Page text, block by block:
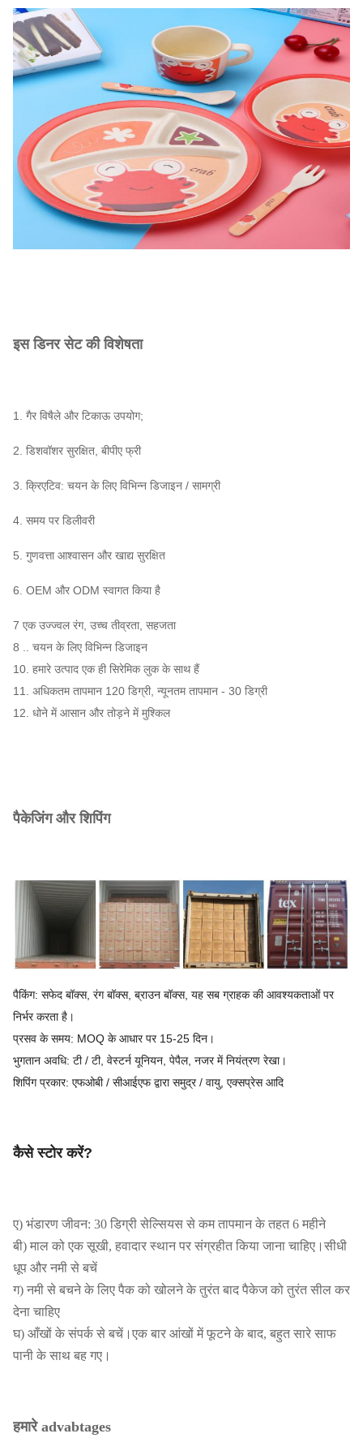
इस डिनर सेट की विशेषता
1. गैर विषैले और टिकाऊ उपयोग;
2. डिशवॉशर सुरक्षित, बीपीए फ्री
3. क्रिएटिव: चयन के लिए विभिन्न डिजाइन / सामग्री
4. समय पर डिलीवरी
5. गुणवत्ता आश्वासन और खाद्य सुरक्षित
6. OEM और ODM स्वागत किया है
7 एक उज्ज्वल रंग, उच्च तीव्रता, सहजता
8 .. चयन के लिए विभिन्न डिजाइन
10. हमारे उत्पाद एक ही सिरेमिक लुक के साथ हैं
11. अधिकतम तापमान 120 डिग्री, न्यूनतम तापमान - 30 डिग्री
12. धोने में आसान और तोड़ने में मुश्किल
पैकेजिंग और शिपिंग
पैकिंग: सफेद बॉक्स, रंग बॉक्स, ब्राउन बॉक्स, यह सब ग्राहक की आवश्यकताओं पर
निर्भर करता है।
प्रसव के समय: MOQ के आधार पर 15-25 दिन।
भुगतान अवधि: टी / टी, वेस्टर्न यूनियन, पेपैल, नजर में नियंत्रण रेखा।
शिपिंग प्रकार: एफओबी / सीआईएफ द्वारा समुद्र / वायु, एक्सप्रेस आदि
कैसे स्टोर करें?
ए) भंडारण जीवन: 30 डिग्री सेल्सियस से कम तापमान के तहत 6 महीने
बी) माल को एक सूखी, हवादार स्थान पर संग्रहीत किया जाना चाहिए।सीधी
धूप और नमी से बचें
ग) नमी से बचने के लिए पैक को खोलने के तुरंत बाद पैकेज को तुरंत सील कर
देना चाहिए
घ) आँखों के संपर्क से बचें।एक बार आंखों में फूटने के बाद, बहुत सारे साफ
पानी के साथ बह गए।
हमारे advabtages